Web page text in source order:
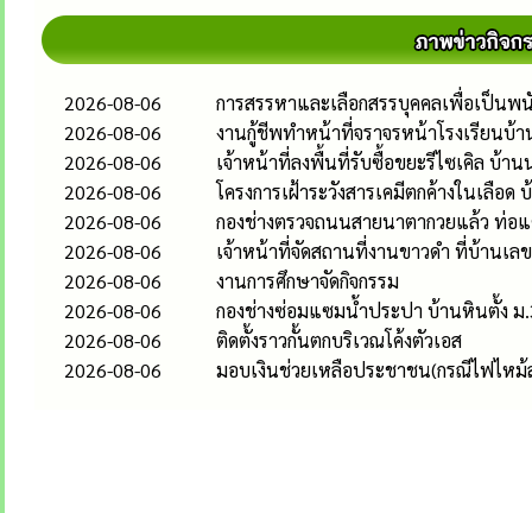
2026-08-06
การสรรหาและเลือกสรรบุคคลเพื่อเป็นพ
2026-08-06
งานกู้ชีพทำหน้าที่จราจรหน้าโรงเรียนบ้
2026-08-06
เจ้าหน้าที่ลงพื้นที่รับซื้อขยะรีไซเคิล บ้าน
2026-08-06
โครงการเฝ้าระวังสารเคมีตกค้างในเลือด
2026-08-06
กองช่างตรวจถนนสายนาตากวยแล้ว ท่อ
2026-08-06
เจ้าหน้าที่จัดสถานที่งานขาวดำ ที่บ้านเ
2026-08-06
งานการศึกษาจัดกิจกรรม
2026-08-06
กองช่างซ่อมแซมน้ำประปา บ้านหินตั้ง ม
2026-08-06
ติดตั้งราวกั้นตกบริเวณโค้งตัวเอส
2026-08-06
มอบเงินช่วยเหลือประชาชน(กรณีไฟไหม้